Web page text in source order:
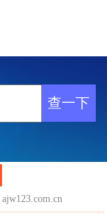
ajw123.com.cn